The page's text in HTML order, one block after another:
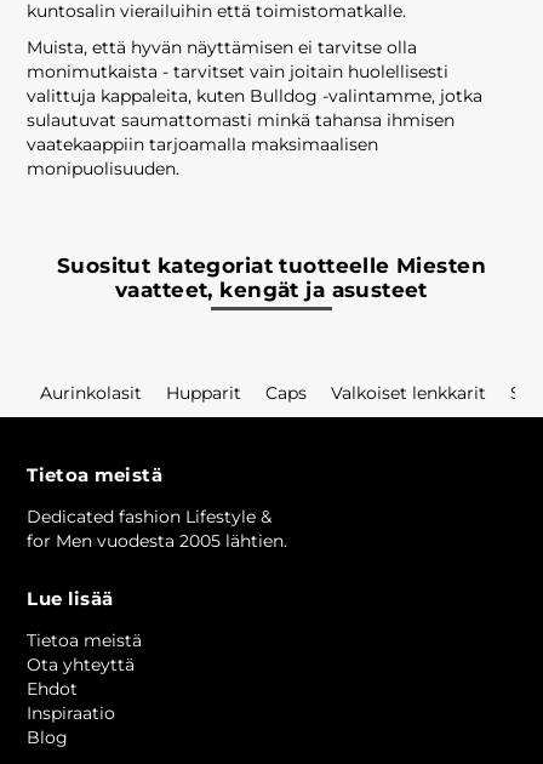
kuntosalin vierailuihin että toimistomatkalle.
Muista, että hyvän näyttämisen ei tarvitse olla
monimutkaista - tarvitset vain joitain huolellisesti
valittuja kappaleita, kuten Bulldog -valintamme, jotka
sulautuvat saumattomasti minkä tahansa ihmisen
vaatekaappiin tarjoamalla maksimaalisen
monipuolisuuden.
Suositut kategoriat tuotteelle Miesten
vaatteet, kengät ja asusteet
Aurinkolasit Hupparit Caps Valkoiset lenkkarit
Tietoa meistä
Dedicated fashion Lifestyle &
for Men vuodesta 2005 lähtien.
Lue lisää
Tietoa meistä
Ota yhteyttä
Ehdot
Inspiraatio
Blog